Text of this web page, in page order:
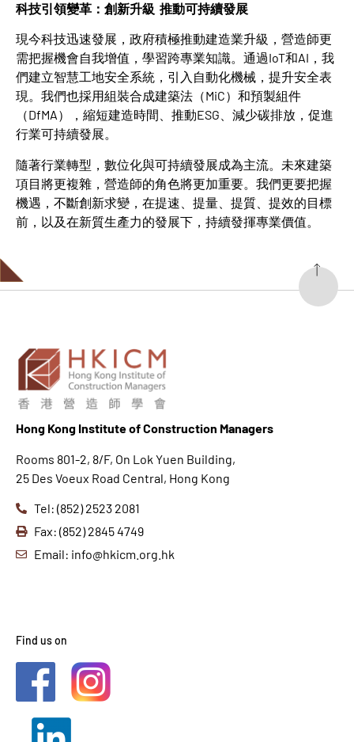
科技引領變革：創新升級 推動可持續發展
現今科技迅速發展，政府積極推動建造業升級，營造師更
需把握機會自我增值，學習跨專業知識。通過IoT和AI，我
們建立智慧工地安全系統，引入自動化機械，提升安全表
現。我們也採用組裝合成建築法（MiC）和預製組件
（DfMA），縮短建造時間、推動ESG、減少碳排放，促進
行業可持續發展。
隨著行業轉型，數位化與可持續發展成為主流。未來建築
項目將更複雜，營造師的角色將更加重要。我們更要把握
機遇，不斷創新求變，在提速、提量、提質、提效的目標
前，以及在新質生產力的發展下，持續發揮專業價值。
Hong Kong Institute of Construction Managers
Rooms 801-2, 8/F, On Lok Yuen Building,
25 Des Voeux Road Central, Hong Kong
Tel: (852) 2523 2081
Fax: (852) 2845 4749
Email: info@hkicm.org.hk
Find us on